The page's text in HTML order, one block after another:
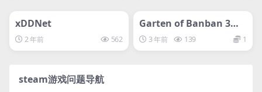
xDDNet
2 年前 562
svip专属
Garten of Banban 3班
班花园3
3 年前 139 1
steam游戏问题导航